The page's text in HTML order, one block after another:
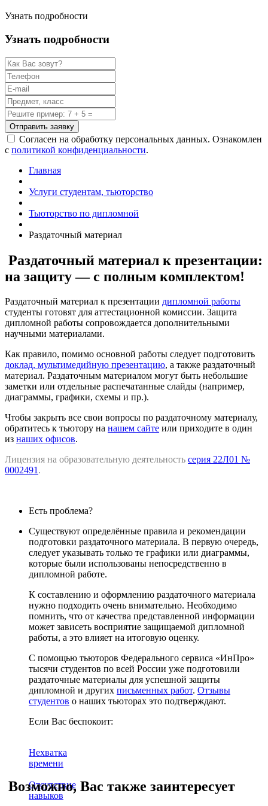
Узнать подробности
Узнать подробности
Отправить заявку
Согласен на обработку персональных данных. Ознакомлен
с политикой конфиденциальности.
Главная
Услуги студентам, тьюторство
Тьюторство по дипломной
Раздаточный материал
Раздаточный материал к презентации:
на защиту — с полным комплектом!
Раздаточный материал к презентации дипломной работы
студенты готовят для аттестационной комиссии. Защита
дипломной работы сопровождается дополнительными
научными материалами.
Как правило, помимо основной работы следует подготовить
доклад, мультимедийную презентацию, а также раздаточный
материал. Раздаточным материалом могут быть небольшие
заметки или отдельные распечатанные слайды (например,
диаграммы, графики, схемы и пр.).
Чтобы закрыть все свои вопросы по раздаточному материалу,
обратитесь к тьютору на нашем сайте или приходите в один
из наших офисов.
Лицензия на образовательную деятельность серия 22Л01 №
0002491.
Есть проблема?
Существуют определённые правила и рекомендации
подготовки раздаточного материала. В первую очередь,
следует указывать только те графики или диаграммы,
которые были использованы непосредственно в
дипломной работе.
К составлению и оформлению раздаточного материала
нужно подходить очень внимательно. Необходимо
помнить, что от качества представленной информации
может зависеть восприятие защищаемой дипломной
работы, а это влияет на итоговую оценку.
С помощью тьюторов Федерального сервиса «ИнПро»
тысячи студентов по всей России уже подготовили
раздаточные материалы для успешной защиты
дипломной и других письменных работ. Отзывы
студентов о наших тьюторах это подтверждают.
Если Вас беспокоит:
Нехватка
времени
Отсутствие
навыков
Возможно, Вас также заинтересует